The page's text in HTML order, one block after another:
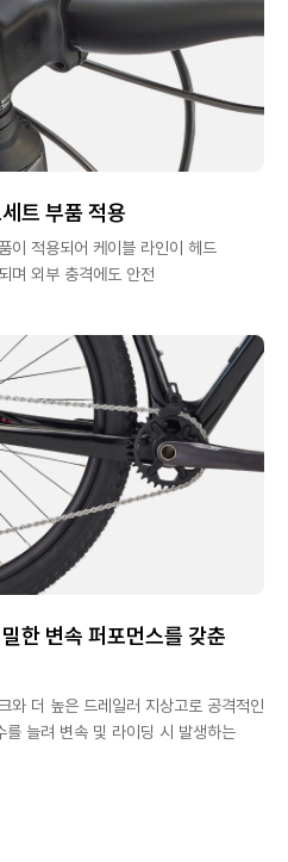
트 부품 적용
이 적용되어 케이블 라인이 헤드
며 외부 충격에도 안전
한 변속 퍼포먼스를 갖춘
와 더 높은 드레일러 지상고로 공격적인
늘려 변속 및 라이딩 시 발생하는